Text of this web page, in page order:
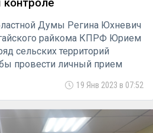
контроле
Думы Регина Юхневич
райкома КПРФ Юрием
сельских территорий
провести личный прием
19 Янв 2023 в 07:52